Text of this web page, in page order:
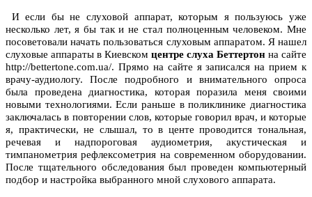
И если бы не слуховой аппарат, которым я пользуюсь уже
несколько лет, я бы так и не стал полноценным человеком. Мне
посоветовали начать пользоваться слуховым аппаратом. Я нашел
слуховые аппараты в Киевском центре слуха Беттертон на сайте
http://bettertone.com.ua/. Прямо на сайте я записался на прием к
врачу-аудиологу. После подробного и внимательного опроса
была проведена диагностика, которая поразила меня своими
новыми технологиями. Если раньше в поликлинике диагностика
заключалась в повторении слов, которые говорил врач, и которые
я, практически, не слышал, то в центе проводится тональная,
речевая и надпороговая аудиометрия, акустическая и
тимпанометрия рефлексометрия на современном оборудовании.
После тщательного обследования был проведен компьютерный
подбор и настройка выбранного мной слухового аппарата.